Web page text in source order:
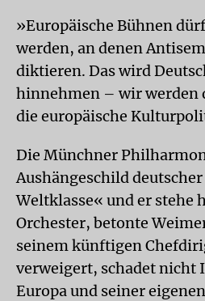
»Europäische Bühnen
werden, an denen
diktieren. Das wird
hinnehmen – wir werden
die europäische
Die Münchner
Aushängeschild
Weltklasse« und er stehe
Orchester, betonte
seinem künftigen
verweigert, schadet nicht
Europa und seiner